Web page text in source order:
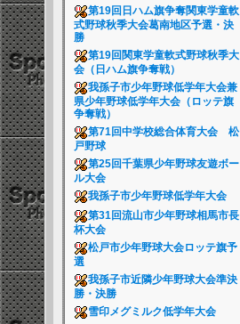
第19回日ハム旗争奪関東学童軟
式野球秋季大会葛南地区予選・決
勝
第19回関東学童軟式野球秋季大
会（日ハム旗争奪戦）
我孫子市少年野球低学年大会兼
県少年野球低学年大会（ロッテ旗
争奪戦）
第71回中学校総合体育大会 松
戸野球
第25回千葉県少年野球友遊ボー
ル大会
我孫子市少年野球低学年大会
第31回流山市少年野球相馬市長
杯大会
松戸市少年野球大会ロッテ旗予
選
我孫子市近隣少年野球大会準決
勝・決勝
雪印メグミルク低学年大会